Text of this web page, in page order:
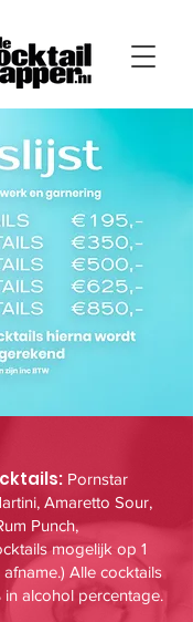
Pornstar
Amaretto Sour,
Punch,
mogelijk op 1
Alle cocktails
in alcohol percentage.